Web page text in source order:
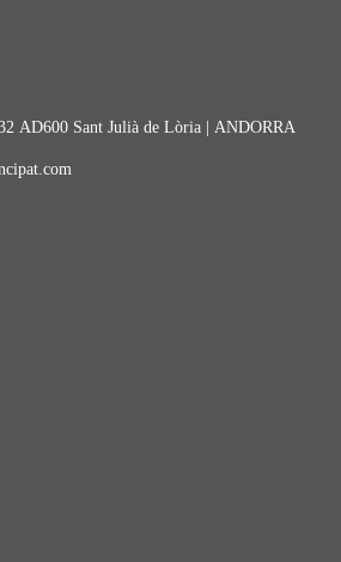
AD600 Sant Julià de Lòria | ANDORRA